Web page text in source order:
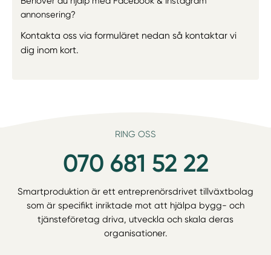
annonsering?
Kontakta oss via formuläret nedan så kontaktar vi
dig inom kort.
RING OSS
070 681 52 22
Smartproduktion är ett entreprenörsdrivet tillväxtbolag
som är specifikt inriktade mot att hjälpa bygg- och
tjänsteföretag driva, utveckla och skala deras
organisationer.